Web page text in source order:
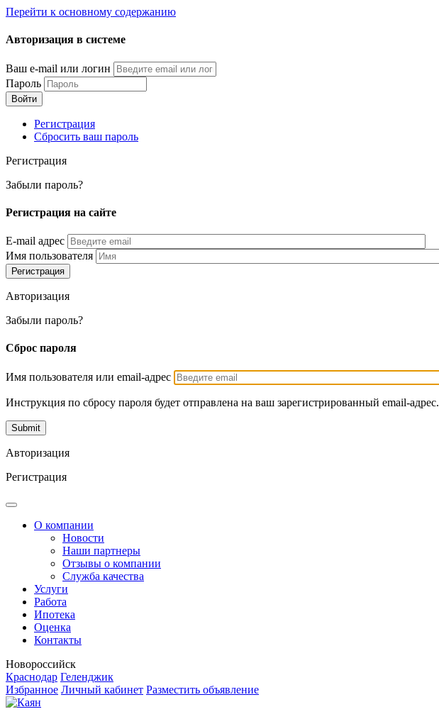
Перейти к основному содержанию
Авторизация в системе
Ваш e-mail или логин
Пароль
Регистрация
Сбросить ваш пароль
Регистрация
Забыли пароль?
Регистрация на сайте
E-mail адрес
Имя пользователя
Авторизация
Забыли пароль?
Сброс пароля
Имя пользователя или email-адрес
Инструкция по сбросу пароля будет отправлена на ваш зарегистрированный email-адрес.
Авторизация
Регистрация
О компании
Новости
Наши партнеры
Отзывы о компании
Служба качества
Услуги
Работа
Ипотека
Оценка
Контакты
Новороссийск
Краснодар Геленджик
Избранное Личный кабинет Разместить объявление